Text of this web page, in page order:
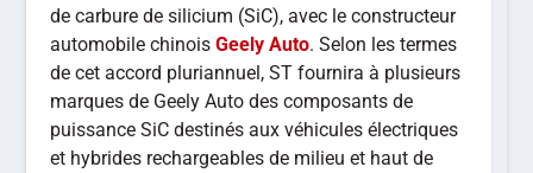
de carbure de silicium (SiC), avec le constructeur
automobile chinoisGeely Auto. Selon les termes
de cet accord pluriannuel, ST fournira à plusieurs
marques de Geely Auto des composants de
puissance SiC destinés aux véhicules électriques
et hybrides rechargeables de milieu et haut de